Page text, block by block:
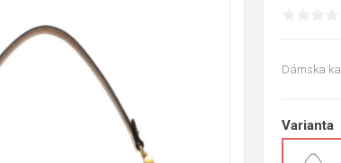
Dámska
Varianta